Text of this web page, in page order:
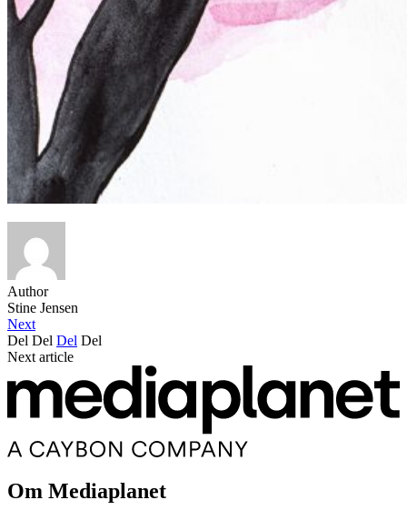
Author
Stine Jensen
Next
Del Del Del Del
Next article
Om Mediaplanet